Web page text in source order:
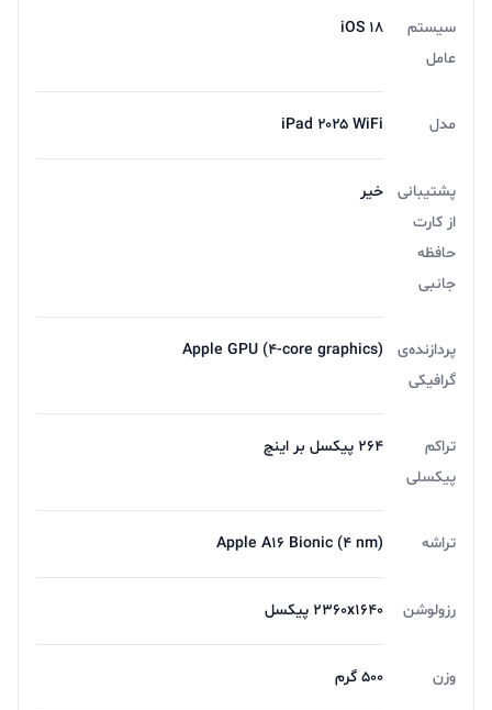
سیستم
عامل
iOS 18
مدل iPad ۲۰۲۵ WiFi
پشتیبانی
از کارت
حافظه
جانبی
خیر
پردازنده‌ی
گرافیکی
Apple GPU (4-core graphics)
تراکم
پیکسلی
۲۶۴ پیکسل بر اینچ
تراشه Apple A16 Bionic (4 nm)
رزولوشن ۲۳۶۰x۱۶۴۰ پیکسل
وزن 500 گرم